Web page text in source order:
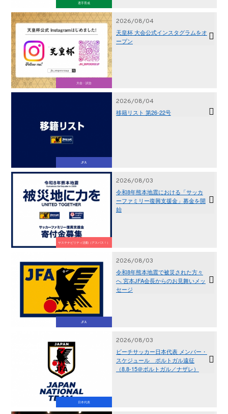
選手育成
大会・試合
2026/08/04
天皇杯 大会公式インスタグラムをオ
ープン
JFA
2026/08/04
移籍リスト 第26-22号
サステナビリティ活動（アスパス！）
2026/08/03
令和8年熊本地震における「サッカ
ーファミリー復興支援金」募金を開
始
JFA
2026/08/03
令和8年熊本地震で被災された方々
へ 宮本JFA会長からのお見舞いメッ
セージ
日本代表
2026/08/03
ビーチサッカー日本代表 メンバー・
スケジュール ポルトガル遠征
（8.8-15＠ポルトガル／ナザレ）